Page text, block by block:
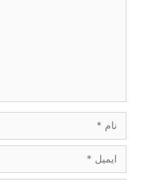
ایمیل